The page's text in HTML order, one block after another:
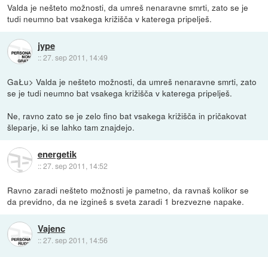
Valda je nešteto možnosti, da umreš nenaravne smrti, zato se je
tudi neumno bat vsakega križišča v katerega pripelješ.
jype
::27. sep 2011, 14:49
GaŁu> Valda je nešteto možnosti, da umreš nenaravne smrti, zato
se je tudi neumno bat vsakega križišča v katerega pripelješ.
Ne, ravno zato se je zelo fino bat vsakega križišča in pričakovat
šleparje, ki se lahko tam znajdejo.
energetik
::27. sep 2011, 14:52
Ravno zaradi nešteto možnosti je pametno, da ravnaš kolikor se
da previdno, da ne izgineš s sveta zaradi 1 brezvezne napake.
Vajenc
::27. sep 2011, 14:56